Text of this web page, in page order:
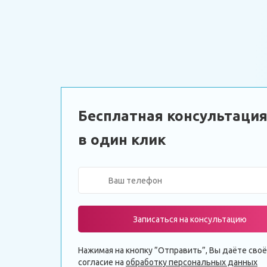
Бесплатная консультация
в один клик
Записаться на консультацию
Нажимая на кнопку ”Отправить”, Вы даёте своё
согласие на обработку персональных данных